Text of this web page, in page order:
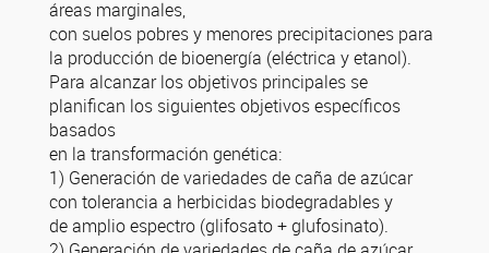
áreas marginales,
con suelos pobres y menores precipitaciones para
la producción de bioenergía (eléctrica y etanol).
Para alcanzar los objetivos principales se
planifican los siguientes objetivos específicos
basados
en la transformación genética:
1) Generación de variedades de caña de azúcar
con tolerancia a herbicidas biodegradables y
de amplio espectro (glifosato + glufosinato).